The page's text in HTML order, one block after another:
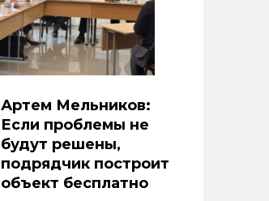
Артем Мельников:
Если проблемы не
будут решены,
подрядчик построит
объект бесплатно